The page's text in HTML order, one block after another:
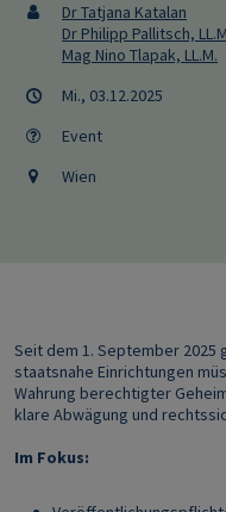
Dr Tatjana Katalan
Dr Philipp Pallitsch,
Mag Nino Tlapak, LL.M.
Mi., 03.12.2025
Event
Wien
Seit dem 1. September 2025
staatsnahe Einrichtungen
Wahrung berechtigter
klare Abwägung und
Im Fokus: